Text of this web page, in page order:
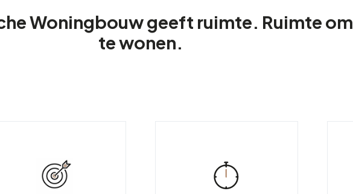
Woningbouw geeft ruimte. Ruimte om
te wonen.